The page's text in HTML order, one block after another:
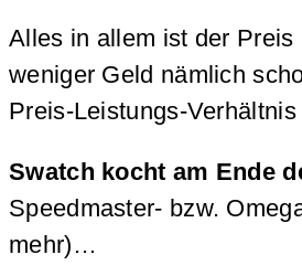
Alles in allem ist der
weniger Geld nämlich
Preis-Leistungs-
Swatch kocht am Ende
Speedmaster- bzw.
mehr)…